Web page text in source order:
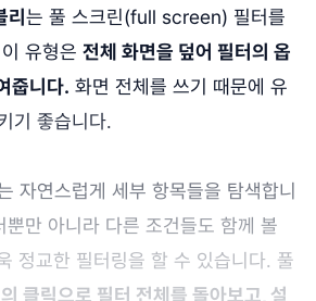
리는 풀 스크린(full screen) 필터를
유형은 전체 화면을 덮어 필터의 옵
줍니다. 화면 전체를 쓰기 때문에 유
기 좋습니다.
자연스럽게 세부 항목들을 탐색합니
뿐만 아니라 다른 조건들도 함께 볼
정교한 필터링을 할 수 있습니다. 풀
클릭으로 필터 전체를 돌아보고, 설